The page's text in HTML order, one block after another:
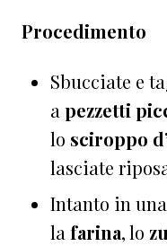
Procedimento
Sbucciate e
a pezzetti
lo sciroppo
lasciate
Intanto in
la farina, lo